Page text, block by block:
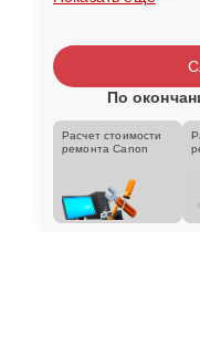
По
Расчет стоимости
ремонта Canon